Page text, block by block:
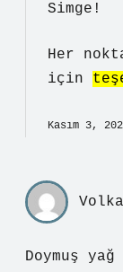
Simge!
Her
için
Kasım 3,
Doymuş